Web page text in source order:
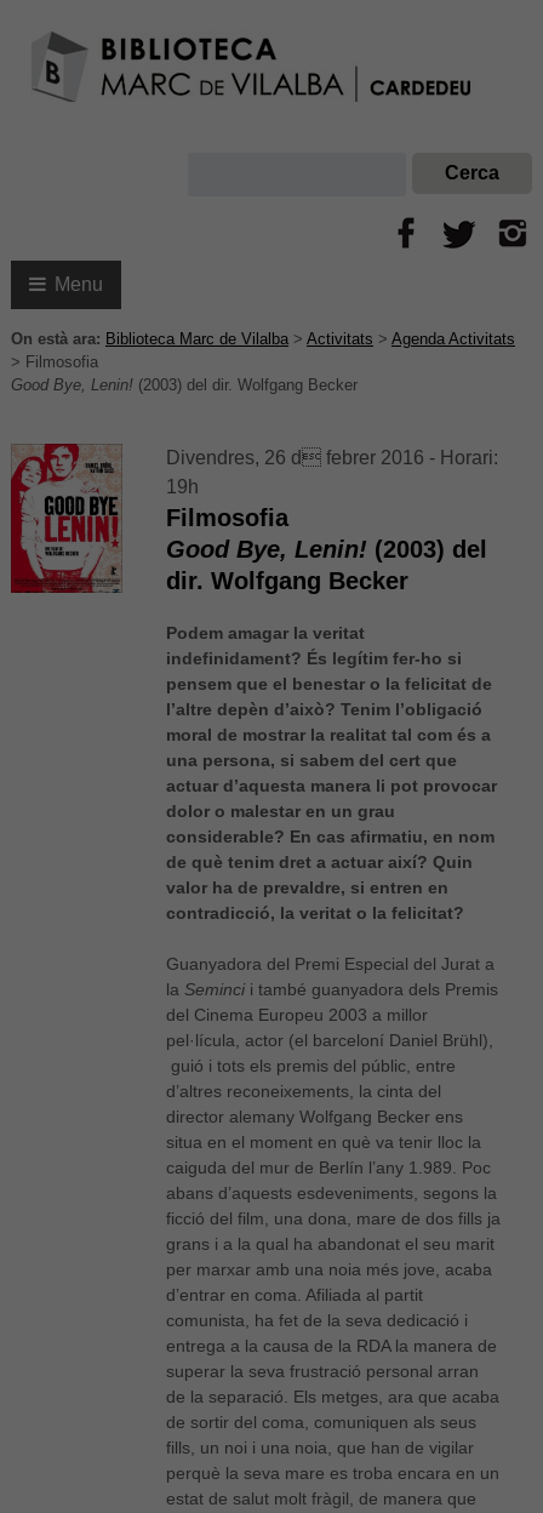
Menu
On està ara: Biblioteca Marc de Vilalba> Activitats > Agenda Activitats
> Filmosofia
Good Bye, Lenin! (2003) del dir. Wolfgang Becker
Divendres, 26 d febrer 2016 - Horari:
19h
Filmosofia
Good Bye, Lenin! (2003) del
dir. Wolfgang Becker
Podem amagar la veritat
indefinidament? És legítim fer-ho si
pensem que el benestar o la felicitat de
l’altre depèn d’això? Tenim l’obligació
moral de mostrar la realitat tal com és a
una persona, si sabem del cert que
actuar d’aquesta manera li pot provocar
dolor o malestar en un grau
considerable? En cas afirmatiu, en nom
de què tenim dret a actuar així? Quin
valor ha de prevaldre, si entren en
contradicció, la veritat o la felicitat?
Guanyadora del Premi Especial del Jurat a
laSeminci i també guanyadora dels Premis
del Cinema Europeu 2003 a millor
pel·lícula, actor (el barceloní Daniel Brühl),
guió i tots els premis del públic, entre
d’altres reconeixements, la cinta del
director alemany Wolfgang Becker ens
situa en el moment en què va tenir lloc la
caiguda del mur de Berlín l’any 1.989. Poc
abans d’aquests esdeveniments, segons la
ficció del film, una dona, mare de dos fills ja
grans i a la qual ha abandonat el seu marit
per marxar amb una noia més jove, acaba
d’entrar en coma. Afiliada al partit
comunista, ha fet de la seva dedicació i
entrega a la causa de la RDA la manera de
superar la seva frustració personal arran
de la separació. Els metges, ara que acaba
de sortir del coma, comuniquen als seus
fills, un noi i una noia, que han de vigilar
perquè la seva mare es troba encara en un
estat de salut molt fràgil, de manera que